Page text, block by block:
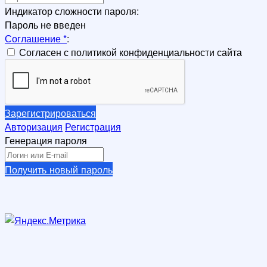
Индикатор сложности пароля:
Пароль не введен
Соглашение*:
Согласен с политикой конфиденциальности сайта
Зарегистрироваться
Авторизация Регистрация
Генерация пароля
Получить новый пароль